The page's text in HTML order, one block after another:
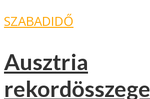
SZABADIDŐ
Ausztria